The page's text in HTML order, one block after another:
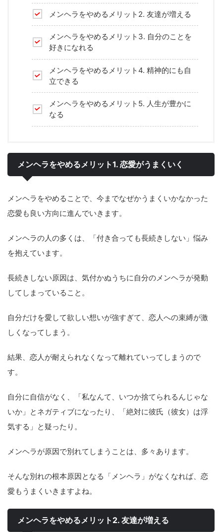
メンヘラをやめるメリット2. 友達が増える
メンヘラをやめるメリット3. 自分のことを
好きになれる
メンヘラをやめるメリット4. 精神的にも自
立できる
メンヘラをやめるメリット5. 人生が豊かに
なる
メンヘラをやめるメリット1. 恋愛がうまくいく
メンヘラをやめることで、今までなぜかうまくいかなかった
恋愛も良い方向に進んでいきます。
メンヘラの人の多くは、「付き合っても長続きしない」悩み
を抱えています。
長続きしない原因は、気付かぬうちに自分のメンヘラが発動
してしまっていること。
自分だけを愛して欲しい想いが強すぎて、恋人への束縛が激
しくなってしまう。
結果、恋人が耐えられなくなって離れていってしまうので
す。
自分に自信がなく、「私なんて、いつか捨てられるんじゃな
いか」とネガティブになったり、「絶対に彼氏（彼女）は浮
気する」と疑ったり。
メンヘラが原因で別れてしまうことは、多々あります。
そんな別れの根本原因となる「メンヘラ」がなくなれば、恋
愛もうまくいきますよね。
メンヘラをやめるメリット2. 友達が増える